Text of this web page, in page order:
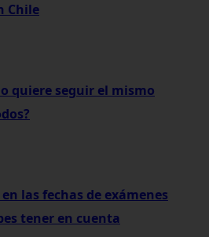
Chile
quiere seguir el mismo
las fechas de exámenes
tener en cuenta